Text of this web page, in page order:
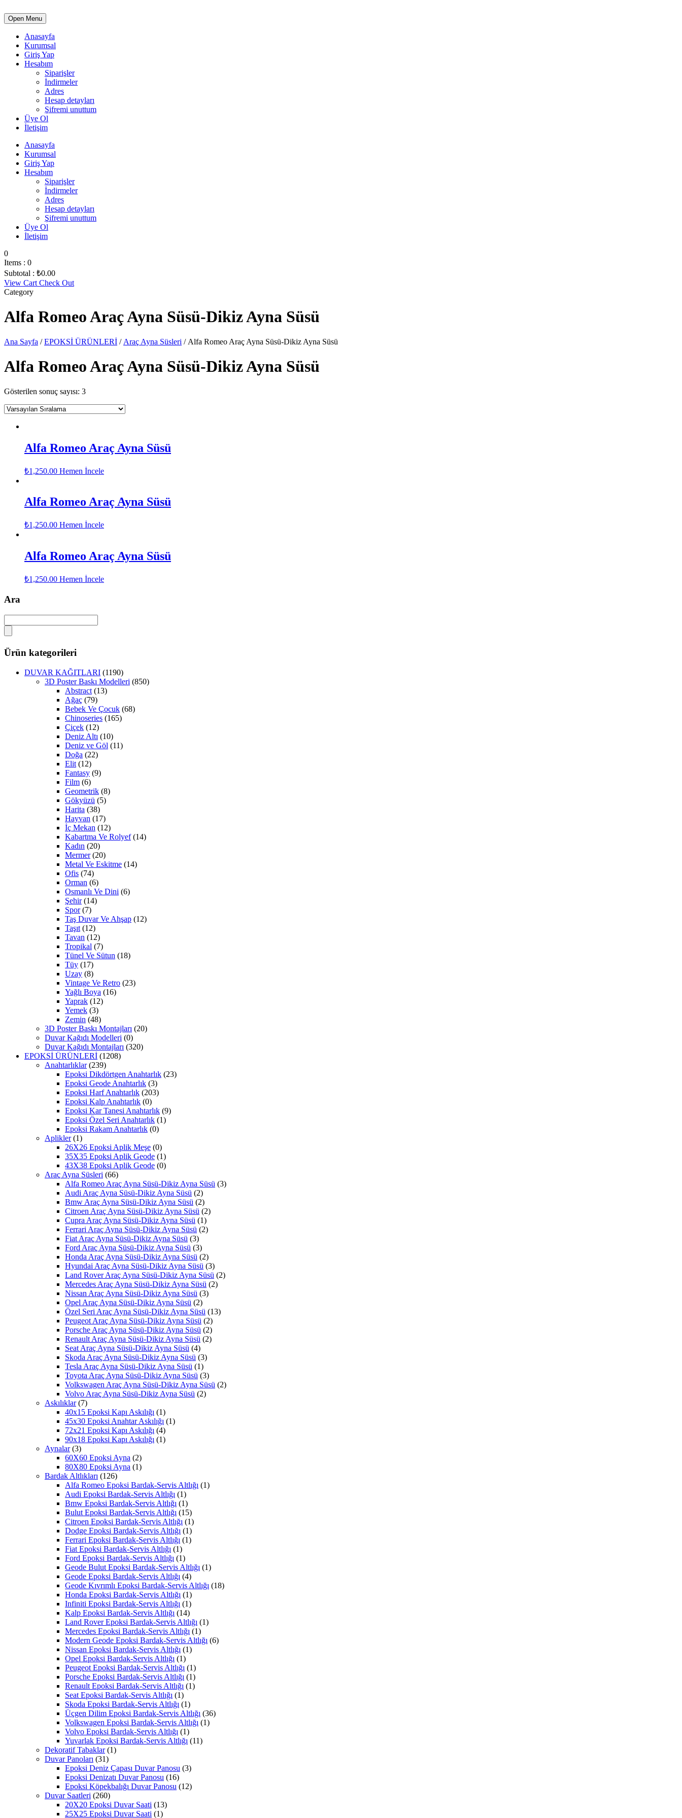
Open Menu
Anasayfa
Kurumsal
Giriş Yap
Hesabım
Siparişler
İndirmeler
Adres
Hesap detayları
Şifremi unuttum
Üye Ol
İletişim
Anasayfa
Kurumsal
Giriş Yap
Hesabım
Siparişler
İndirmeler
Adres
Hesap detayları
Şifremi unuttum
Üye Ol
İletişim
0
Items : 0
Subtotal : ₺0.00
View Cart Check Out
Category
Alfa Romeo Araç Ayna Süsü-Dikiz Ayna Süsü
Ana Sayfa /EPOKSİ ÜRÜNLERİ / Araç Ayna Süsleri / Alfa Romeo Araç Ayna Süsü-Dikiz Ayna Süsü
Alfa Romeo Araç Ayna Süsü-Dikiz Ayna Süsü
Gösterilen sonuç sayısı: 3
Alfa Romeo Araç Ayna Süsü
₺1,250.00 Hemen İncele
Alfa Romeo Araç Ayna Süsü
₺1,250.00 Hemen İncele
Alfa Romeo Araç Ayna Süsü
₺1,250.00 Hemen İncele
Ara
Ürün kategorileri
DUVAR KAĞITLARI (1190)
3D Poster Baskı Modelleri (850)
Abstract (13)
Ağaç (79)
Bebek Ve Çocuk (68)
Chinoseries (165)
Çiçek (12)
Deniz Altı (10)
Deniz ve Göl (11)
Doğa (22)
Elit (12)
Fantasy (9)
Film (6)
Geometrik (8)
Gökyüzü (5)
Harita (38)
Hayvan (17)
İç Mekan (12)
Kabartma Ve Rolyef (14)
Kadın (20)
Mermer (20)
Metal Ve Eskitme (14)
Ofis (74)
Orman (6)
Osmanlı Ve Dini (6)
Şehir (14)
Spor (7)
Taş Duvar Ve Ahşap (12)
Taşıt (12)
Tavan (12)
Tropikal (7)
Tünel Ve Sütun (18)
Tüy (17)
Uzay (8)
Vintage Ve Retro (23)
Yağlı Boya (16)
Yaprak (12)
Yemek (3)
Zemin (48)
3D Poster Baskı Montajları (20)
Duvar Kağıdı Modelleri (0)
Duvar Kağıdı Montajları (320)
EPOKSİ ÜRÜNLERİ (1208)
Anahtarlıklar (239)
Epoksi Dikdörtgen Anahtarlık (23)
Epoksi Geode Anahtarlık (3)
Epoksi Harf Anahtarlık (203)
Epoksi Kalp Anahtarlık (0)
Epoksi Kar Tanesi Anahtarlık (9)
Epoksi Özel Seri Anahtarlık (1)
Epoksi Rakam Anahtarlık (0)
Aplikler (1)
26X26 Epoksi Aplik Meşe (0)
35X35 Epoksi Aplik Geode (1)
43X38 Epoksi Aplik Geode (0)
Araç Ayna Süsleri (66)
Alfa Romeo Araç Ayna Süsü-Dikiz Ayna Süsü (3)
Audi Araç Ayna Süsü-Dikiz Ayna Süsü (2)
Bmw Araç Ayna Süsü-Dikiz Ayna Süsü (2)
Citroen Araç Ayna Süsü-Dikiz Ayna Süsü (2)
Cupra Araç Ayna Süsü-Dikiz Ayna Süsü (1)
Ferrari Araç Ayna Süsü-Dikiz Ayna Süsü (2)
Fiat Araç Ayna Süsü-Dikiz Ayna Süsü (3)
Ford Araç Ayna Süsü-Dikiz Ayna Süsü (3)
Honda Araç Ayna Süsü-Dikiz Ayna Süsü (2)
Hyundai Araç Ayna Süsü-Dikiz Ayna Süsü (3)
Land Rover Araç Ayna Süsü-Dikiz Ayna Süsü (2)
Mercedes Araç Ayna Süsü-Dikiz Ayna Süsü (2)
Nissan Araç Ayna Süsü-Dikiz Ayna Süsü (3)
Opel Araç Ayna Süsü-Dikiz Ayna Süsü (2)
Özel Seri Araç Ayna Süsü-Dikiz Ayna Süsü (13)
Peugeot Araç Ayna Süsü-Dikiz Ayna Süsü (2)
Porsche Araç Ayna Süsü-Dikiz Ayna Süsü (2)
Renault Araç Ayna Süsü-Dikiz Ayna Süsü (2)
Seat Araç Ayna Süsü-Dikiz Ayna Süsü (4)
Skoda Araç Ayna Süsü-Dikiz Ayna Süsü (3)
Tesla Araç Ayna Süsü-Dikiz Ayna Süsü (1)
Toyota Araç Ayna Süsü-Dikiz Ayna Süsü (3)
Volkswagen Araç Ayna Süsü-Dikiz Ayna Süsü (2)
Volvo Araç Ayna Süsü-Dikiz Ayna Süsü (2)
Askılıklar (7)
40x15 Epoksi Kapı Askılığı (1)
45x30 Epoksi Anahtar Askılığı (1)
72x21 Epoksi Kapı Askılığı (4)
90x18 Epoksi Kapı Askılığı (1)
Aynalar (3)
60X60 Epoksi Ayna (2)
80X80 Epoksi Ayna (1)
Bardak Altlıkları (126)
Alfa Romeo Epoksi Bardak-Servis Altlığı (1)
Audi Epoksi Bardak-Servis Altlığı (1)
Bmw Epoksi Bardak-Servis Altlığı (1)
Bulut Epoksi Bardak-Servis Altlığı (15)
Citroen Epoksi Bardak-Servis Altlığı (1)
Dodge Epoksi Bardak-Servis Altlığı (1)
Ferrari Epoksi Bardak-Servis Altlığı (1)
Fiat Epoksi Bardak-Servis Altlığı (1)
Ford Epoksi Bardak-Servis Altlığı (1)
Geode Bulut Epoksi Bardak-Servis Altlığı (1)
Geode Epoksi Bardak-Servis Altlığı (4)
Geode Kıvrımlı Epoksi Bardak-Servis Altlığı (18)
Honda Epoksi Bardak-Servis Altlığı (1)
Infiniti Epoksi Bardak-Servis Altlığı (1)
Kalp Epoksi Bardak-Servis Altlığı (14)
Land Rover Epoksi Bardak-Servis Altlığı (1)
Mercedes Epoksi Bardak-Servis Altlığı (1)
Modern Geode Epoksi Bardak-Servis Altlığı (6)
Nissan Epoksi Bardak-Servis Altlığı (1)
Opel Epoksi Bardak-Servis Altlığı (1)
Peugeot Epoksi Bardak-Servis Altlığı (1)
Porsche Epoksi Bardak-Servis Altlığı (1)
Renault Epoksi Bardak-Servis Altlığı (1)
Seat Epoksi Bardak-Servis Altlığı (1)
Skoda Epoksi Bardak-Servis Altlığı (1)
Üçgen Dilim Epoksi Bardak-Servis Altlığı (36)
Volkswagen Epoksi Bardak-Servis Altlığı (1)
Volvo Epoksi Bardak-Servis Altlığı (1)
Yuvarlak Epoksi Bardak-Servis Altlığı (11)
Dekoratif Tabaklar (1)
Duvar Panoları (31)
Epoksi Deniz Çapası Duvar Panosu (3)
Epoksi Denizatı Duvar Panosu (16)
Epoksi Köpekbalığı Duvar Panosu (12)
Duvar Saatleri (260)
20X20 Epoksi Duvar Saati (13)
25X25 Epoksi Duvar Saati (1)